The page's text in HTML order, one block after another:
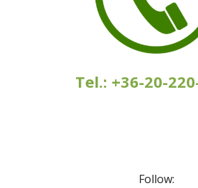
Tel.: +36-20-
Follow: